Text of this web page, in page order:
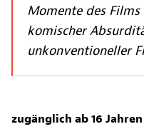
Momente des
komischer
unkonventioneller
zugänglich ab 16